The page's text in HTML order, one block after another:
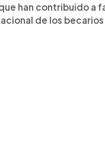
han contribuido a
de los